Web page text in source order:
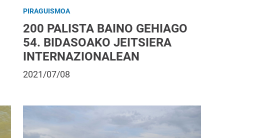
PIRAGUISMOA
200 PALISTA BAINO GEHIAGO
54. BIDASOAKO JEITSIERA
INTERNAZIONALEAN
2021/07/08